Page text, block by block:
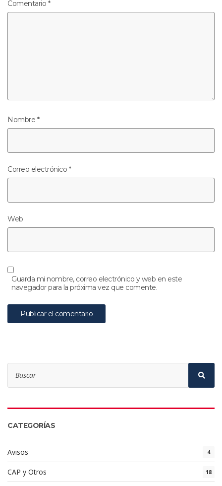
Comentario *
Nombre *
Correo electrónico *
Web
Guarda mi nombre, correo electrónico y web en este
navegador para la próxima vez que comente.
Search
for:
CATEGORÍAS
Avisos 4
CAP y Otros 18